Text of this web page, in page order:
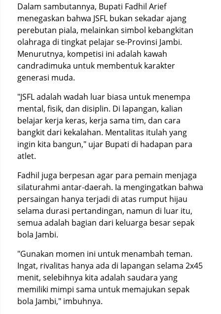
Dalam sambutannya, Bupati Fadhil Arief
menegaskan bahwa JSFL bukan sekadar ajang
perebutan piala, melainkan simbol kebangkitan
olahraga di tingkat pelajar se-Provinsi Jambi.
Menurutnya, kompetisi ini adalah kawah
candradimuka untuk membentuk karakter
generasi muda.
"JSFL adalah wadah luar biasa untuk menempa
mental, fisik, dan disiplin. Di lapangan, kalian
belajar kerja keras, kerja sama tim, dan cara
bangkit dari kekalahan. Mentalitas itulah yang
ingin kita bangun," ujar Bupati di hadapan para
atlet.
Fadhil juga berpesan agar para pemain menjaga
silaturahmi antar-daerah. Ia mengingatkan bahwa
persaingan hanya terjadi di atas rumput hijau
selama durasi pertandingan, namun di luar itu,
semua adalah bagian dari keluarga besar sepak
bola Jambi.
"Gunakan momen ini untuk menambah teman.
Ingat, rivalitas hanya ada di lapangan selama 2x45
menit, selebihnya kita adalah saudara yang
memiliki mimpi sama untuk memajukan sepak
bola Jambi," imbuhnya.